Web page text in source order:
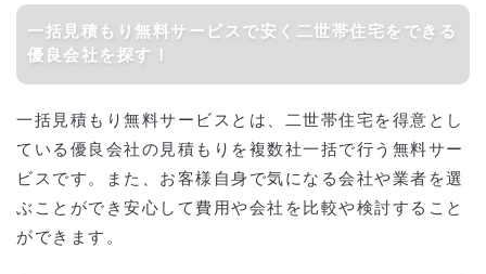
一括見積もり無料サービスで安く二世帯住宅をできる
優良会社を探す！
一括見積もり無料サービスとは、二世帯住宅を得意とし
ている優良会社の見積もりを複数社一括で行う無料サー
ビスです。また、お客様自身で気になる会社や業者を選
ぶことができ安心して費用や会社を比較や検討すること
ができます。